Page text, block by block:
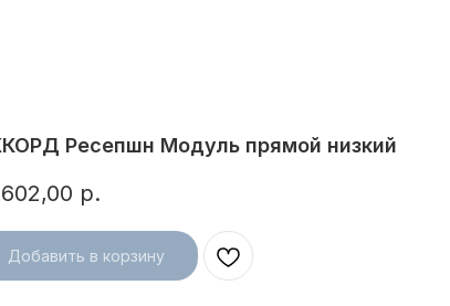
Ресепшн Модуль прямой низкий
р.
Добавить в корзину